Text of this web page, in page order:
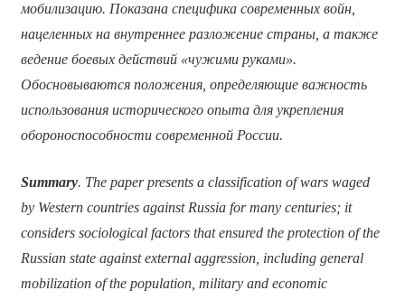
мобилизацию. Показана специфика современных войн,
нацеленных на внутреннее разложение страны, а также
ведение боевых действий «чужими руками».
Обосновываются положения, определяющие важность
использования исторического опыта для укрепления
обороноспособности современной России.
Summary. The paper presents a classification of wars waged
by Western countries against Russia for many centuries; it
considers sociological factors that ensured the protection of the
Russian state against external aggression, including general
mobilization of the population, military and economic